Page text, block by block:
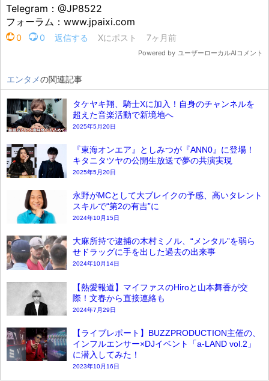
エンタメの関連記事
タケヤキ翔、騎士Xに加入！自身のチャンネルを
超えた音楽活動で新境地へ
2025年5月20日
『東海オンエア』としみつが『ANN0』に登場！
キタニタツヤの公開生放送で夢の共演実現
2025年5月20日
永野がMCとして大ブレイクの予感、高いタレント
スキルで“第2の有吉”に
2024年10月15日
大麻所持で逮捕の木村ミノル、“メンタル”を弱ら
せドラッグに手を出した過去の出来事
2024年10月14日
【熱愛報道】マイファスのHiroと山本舞香が交
際！文春から直接連絡も
2024年7月29日
【ライブレポート】BUZZPRODUCTION主催の、
インフルエンサー×DJイベント「a-LAND vol.2」
に潜入してみた！
2023年10月16日